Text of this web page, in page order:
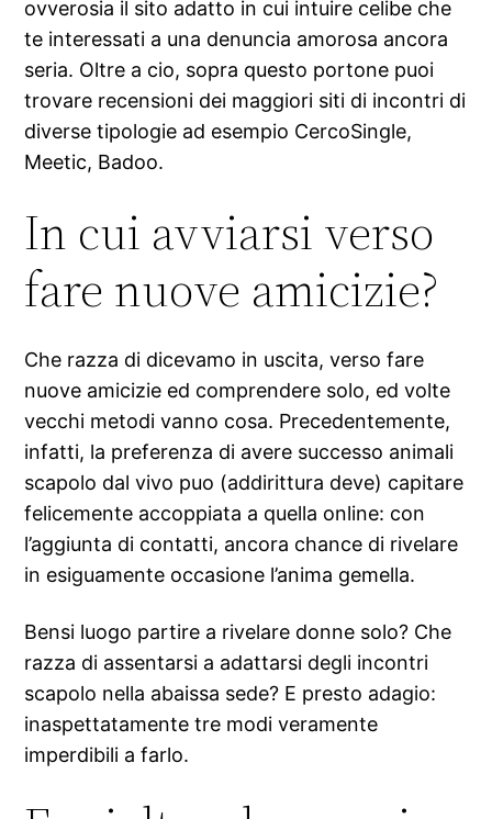
ovverosia il sito adatto in cui intuire celibe che
te interessati a una denuncia amorosa ancora
seria. Oltre a cio, sopra questo portone puoi
trovare recensioni dei maggiori siti di incontri di
diverse tipologie ad esempio CercoSingle,
Meetic, Badoo.
In cui avviarsi verso
fare nuove amicizie?
Che razza di dicevamo in uscita, verso fare
nuove amicizie ed comprendere solo, ed volte
vecchi metodi vanno cosa. Precedentemente,
infatti, la preferenza di avere successo animali
scapolo dal vivo puo (addirittura deve) capitare
felicemente accoppiata a quella online: con
l’aggiunta di contatti, ancora chance di rivelare
in esiguamente occasione l’anima gemella.
Bensi luogo partire a rivelare donne solo? Che
razza di assentarsi a adattarsi degli incontri
scapolo nella abaissa sede? E presto adagio:
inaspettatamente tre modi veramente
imperdibili a farlo.